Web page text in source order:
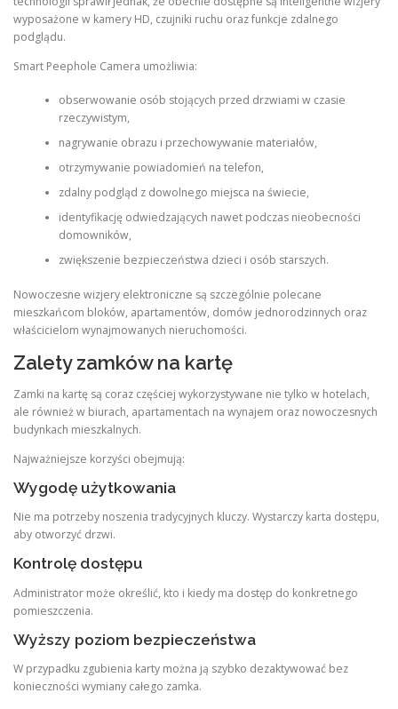
wyposażone w kamery HD, czujniki ruchu oraz funkcje zdalnego
podglądu.
Smart Peephole Camera umożliwia:
obserwowanie osób stojących przed drzwiami w czasie
rzeczywistym,
nagrywanie obrazu i przechowywanie materiałów,
otrzymywanie powiadomień na telefon,
zdalny podgląd z dowolnego miejsca na świecie,
identyfikację odwiedzających nawet podczas nieobecności
domowników,
zwiększenie bezpieczeństwa dzieci i osób starszych.
Nowoczesne wizjery elektroniczne są szczególnie polecane
mieszkańcom bloków, apartamentów, domów jednorodzinnych oraz
właścicielom wynajmowanych nieruchomości.
Zalety zamków na kartę
Zamki na kartę są coraz częściej wykorzystywane nie tylko w hotelach,
ale również w biurach, apartamentach na wynajem oraz nowoczesnych
budynkach mieszkalnych.
Najważniejsze korzyści obejmują:
Wygodę użytkowania
Nie ma potrzeby noszenia tradycyjnych kluczy. Wystarczy karta dostępu,
aby otworzyć drzwi.
Kontrolę dostępu
Administrator może określić, kto i kiedy ma dostęp do konkretnego
pomieszczenia.
Wyższy poziom bezpieczeństwa
W przypadku zgubienia karty można ją szybko dezaktywować bez
konieczności wymiany całego zamka.